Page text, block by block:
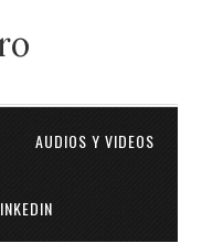
AUDIOS Y VIDEOS